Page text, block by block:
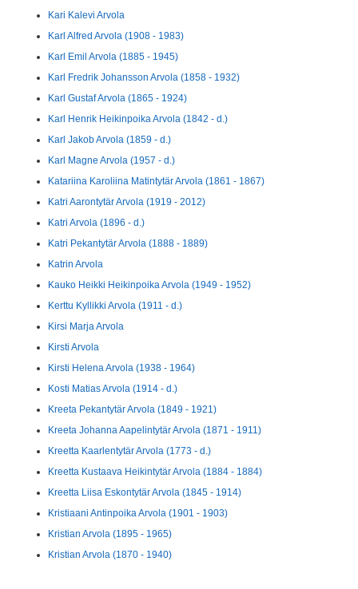
Kari Kalevi Arvola
Karl Alfred Arvola (1908 - 1983)
Karl Emil Arvola (1885 - 1945)
Karl Fredrik Johansson Arvola (1858 - 1932)
Karl Gustaf Arvola (1865 - 1924)
Karl Henrik Heikinpoika Arvola (1842 - d.)
Karl Jakob Arvola (1859 - d.)
Karl Magne Arvola (1957 - d.)
Katariina Karoliina Matintytär Arvola (1861 - 1867)
Katri Aarontytär Arvola (1919 - 2012)
Katri Arvola (1896 - d.)
Katri Pekantytär Arvola (1888 - 1889)
Katrin Arvola
Kauko Heikki Heikinpoika Arvola (1949 - 1952)
Kerttu Kyllikki Arvola (1911 - d.)
Kirsi Marja Arvola
Kirsti Arvola
Kirsti Helena Arvola (1938 - 1964)
Kosti Matias Arvola (1914 - d.)
Kreeta Pekantytär Arvola (1849 - 1921)
Kreeta Johanna Aapelintytär Arvola (1871 - 1911)
Kreetta Kaarlentytär Arvola (1773 - d.)
Kreetta Kustaava Heikintytär Arvola (1884 - 1884)
Kreetta Liisa Eskontytär Arvola (1845 - 1914)
Kristiaani Antinpoika Arvola (1901 - 1903)
Kristian Arvola (1895 - 1965)
Kristian Arvola (1870 - 1940)